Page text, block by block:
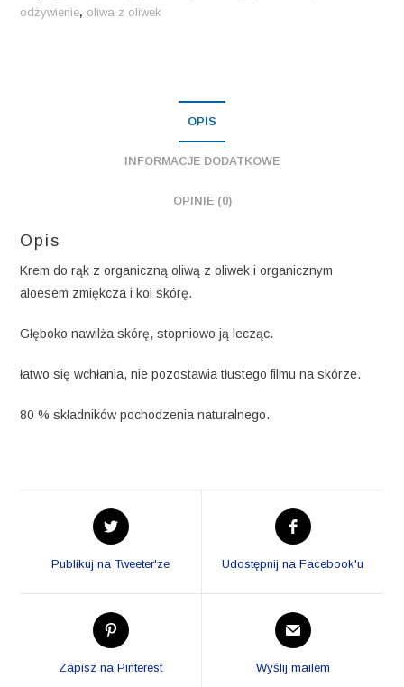
z
odżywienie, oliwa z oliwek
OPIS
INFORMACJE DODATKOWE
OPINIE (0)
Opis
Krem do rąk z organiczną oliwą z oliwek i organicznym
aloesem zmiękcza i koi skórę.
Głęboko nawilża skórę, stopniowo ją lecząc.
łatwo się wchłania, nie pozostawia tłustego filmu na skórze.
80 % składników pochodzenia naturalnego.
Opens
in
new
Publikuj na Tweeter'ze
Opens
in
new
Udostępnij na Facebook'u
Opens
in
Zapisz na Pinterest
Opens
in
new
Wyślij mailem